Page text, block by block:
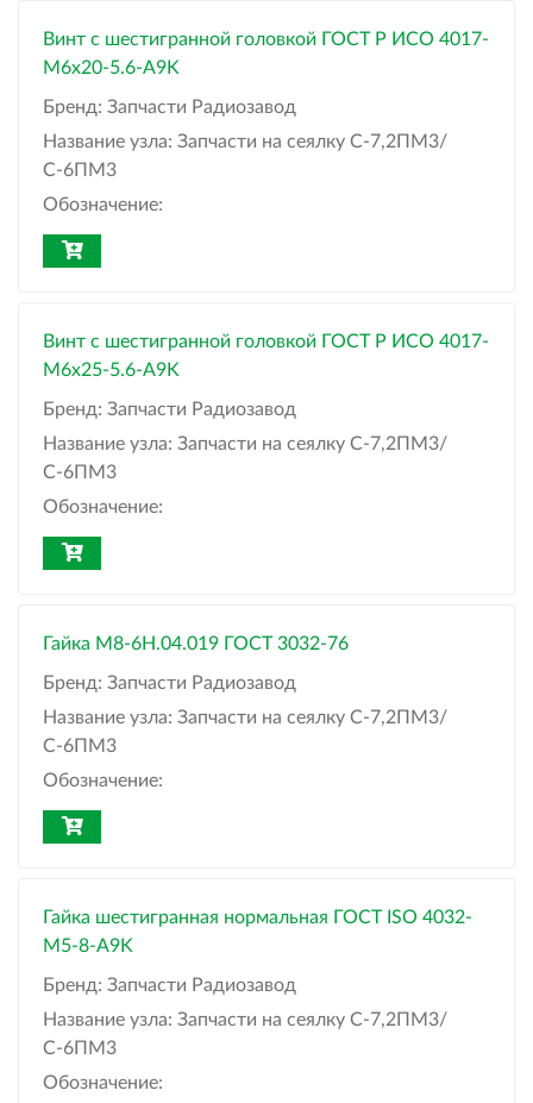
Винт с шестигранной головкой ГОСТ Р ИСО 4017-
М6x20-5.6-A9K
Бренд: Запчасти Радиозавод
Название узла: Запчасти на сеялку С-7,2ПМ3/
С-6ПМ3
Обозначение:
Винт с шестигранной головкой ГОСТ Р ИСО 4017-
М6x25-5.6-A9K
Бренд: Запчасти Радиозавод
Название узла: Запчасти на сеялку С-7,2ПМ3/
С-6ПМ3
Обозначение:
Гайка М8-6H.04.019 ГОСТ 3032-76
Бренд: Запчасти Радиозавод
Название узла: Запчасти на сеялку С-7,2ПМ3/
С-6ПМ3
Обозначение:
Гайка шестигранная нормальная ГОСТ ISO 4032-
М5-8-A9K
Бренд: Запчасти Радиозавод
Название узла: Запчасти на сеялку С-7,2ПМ3/
С-6ПМ3
Обозначение: